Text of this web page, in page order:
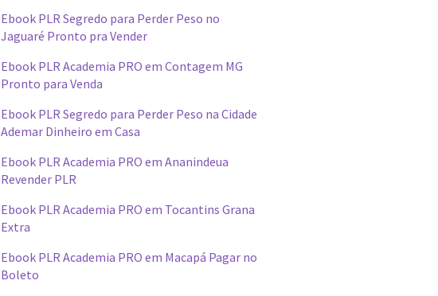
Ebook PLR Segredo para Perder Peso no
Jaguaré Pronto pra Vender
Ebook PLR Academia PRO em Contagem MG
Pronto para Venda
Ebook PLR Segredo para Perder Peso na Cidade
Ademar Dinheiro em Casa
Ebook PLR Academia PRO em Ananindeua
Revender PLR
Ebook PLR Academia PRO em Tocantins Grana
Extra
Ebook PLR Academia PRO em Macapá Pagar no
Boleto